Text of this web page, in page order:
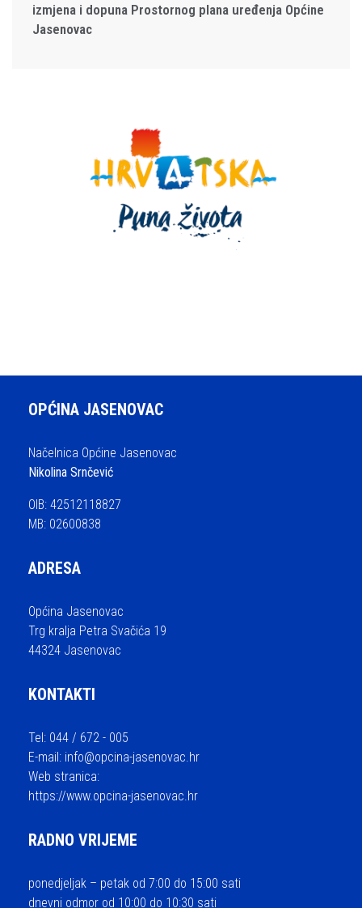
izmjena i dopuna Prostornog plana uređenja Općine
Jasenovac
OPĆINA JASENOVAC
Načelnica Općine Jasenovac
Nikolina Srnčević
OIB: 42512118827
MB: 02600838
ADRESA
Općina Jasenovac
Trg kralja Petra Svačića 19
44324 Jasenovac
KONTAKTI
Tel: 044 / 672 - 005
E-mail: info@opcina-jasenovac.hr
Web stranica:
https://www.opcina-jasenovac.hr
RADNO VRIJEME
ponedjeljak – petak od 7:00 do 15:00 sati
dnevni odmor od 10:00 do 10:30 sati